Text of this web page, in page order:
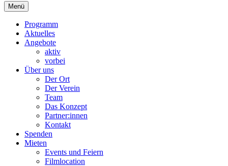
Primäres
Menü
Menü
Programm
Aktuelles
Angebote
aktiv
vorbei
Über uns
Der Ort
Der Verein
Team
Das Konzept
Partner:innen
Kontakt
Spenden
Mieten
Events und Feiern
Filmlocation